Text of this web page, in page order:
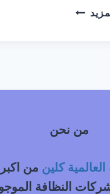
شركة
من نحن
كلين من اكبر
النظافة